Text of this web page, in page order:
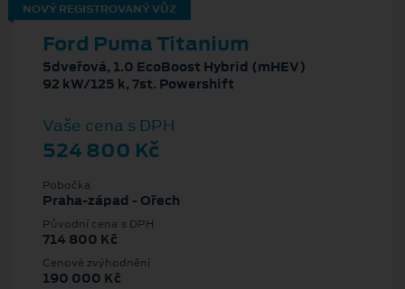
NOVÝ REGISTROVANÝ VŮZ
Ford Puma Titanium
5dveřová, 1.0 EcoBoost Hybrid (mHEV)
92 kW/125 k, 7st. Powershift
Vaše cena s DPH
524 800 Kč
Pobočka
Praha-západ - Ořech
Původní cena s DPH
714 800 Kč
Cenové zvýhodnění
190 000 Kč